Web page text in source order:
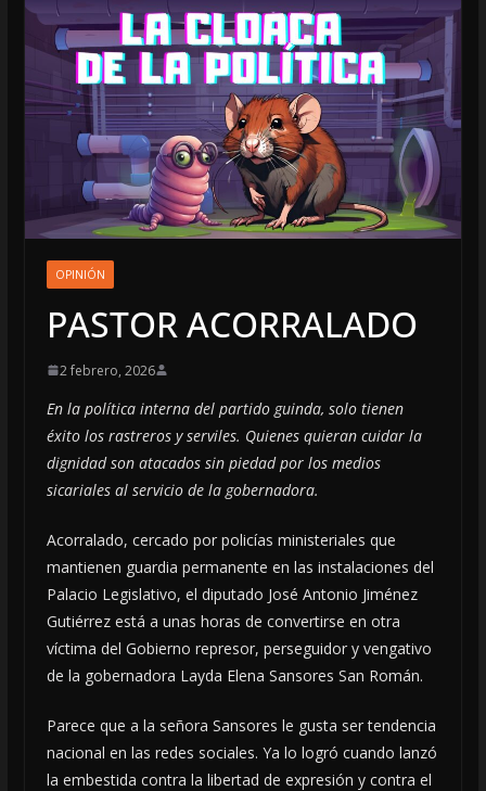
OPINIÓN
PASTOR ACORRALADO
2 febrero, 2026
En la política interna del partido guinda, solo tienen
éxito los rastreros y serviles. Quienes quieran cuidar la
dignidad son atacados sin piedad por los medios
sicariales al servicio de la gobernadora.
Acorralado, cercado por policías ministeriales que
mantienen guardia permanente en las instalaciones del
Palacio Legislativo, el diputado José Antonio Jiménez
Gutiérrez está a unas horas de convertirse en otra
víctima del Gobierno represor, perseguidor y vengativo
de la gobernadora Layda Elena Sansores San Román.
Parece que a la señora Sansores le gusta ser tendencia
nacional en las redes sociales. Ya lo logró cuando lanzó
la embestida contra la libertad de expresión y contra el